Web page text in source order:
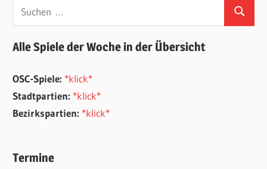
Suchen
Alle Spiele der Woche in der Übersicht
OSC-Spiele: *klick*
Stadtpartien: *klick*
Bezirkspartien: *klick*
Termine